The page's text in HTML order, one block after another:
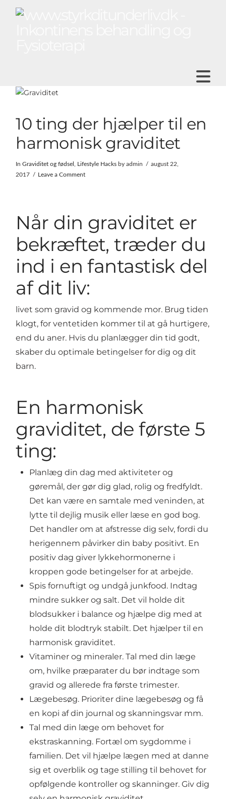
10 ting der hjælper til en
harmonisk graviditet
InGraviditet og fødsel Lifestyle Hacks by admin
august 22,
2017
Leave a Comment
Når din graviditet er
bekræftet, træder du
ind i en fantastisk del
af dit liv:
livet som gravid og kommende mor. Brug tiden
klogt, for ventetiden kommer til at gå hurtigere,
end du aner. Hvis du planlægger din tid godt,
skaber du optimale betingelser for dig og dit
barn.
En harmonisk
graviditet, de første 5
ting:
Planlæg din dag med aktiviteter og
gøremål, der gør dig glad, rolig og fredfyldt.
Det kan være en samtale med veninden, at
lytte til dejlig musik eller læse en god bog.
Det handler om at afstresse dig selv, fordi du
herigennem påvirker din baby positivt. En
positiv dag giver lykkehormonerne i
kroppen gode betingelser for at arbejde.
Spis fornuftigt og undgå junkfood. Indtag
mindre sukker og salt. Det vil holde dit
blodsukker i balance og hjælpe dig med at
holde dit blodtryk stabilt. Det hjælper til en
harmonisk graviditet.
Vitaminer og mineraler. Tal med din læge
om, hvilke præparater du bør indtage som
gravid og allerede fra første trimester.
Lægebesøg. Prioriter dine lægebesøg og få
en kopi af din journal og skanningsvar mm.
Tal med din læge om behovet for
ekstraskanning. Fortæl om sygdomme i
familien. Det vil hjælpe lægen med at danne
sig et overblik og tage stilling til behovet for
opfølgende kontroller og skanninger. Giv dig